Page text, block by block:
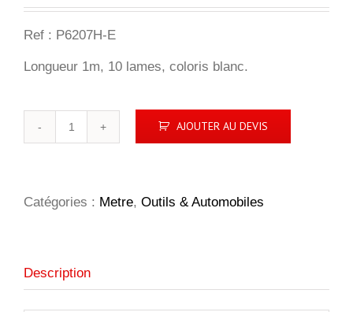
Ref : P6207H-E
Longueur 1m, 10 lames, coloris blanc.
AJOUTER AU DEVIS
Catégories : Metre, Outils & Automobiles
Description